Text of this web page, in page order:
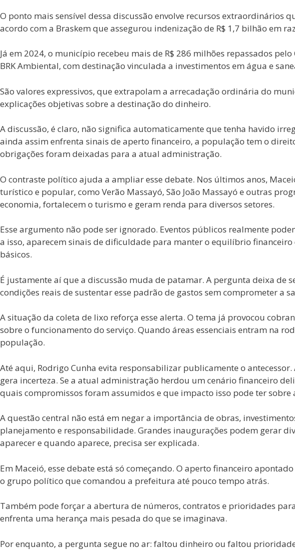
O ponto mais sensível dessa discussão envolve recursos extraordinários
acordo com a Braskem que assegurou indenização de R$ 1,7 bilhão em
Já em 2024, o município recebeu mais de R$ 286 milhões repassados
BRK Ambiental, com destinação vinculada a investimentos em água e
São valores expressivos, que extrapolam a arrecadação ordinária do
explicações objetivas sobre a destinação do dinheiro.
A discussão, é claro, não significa automaticamente que tenha havido
ainda assim enfrenta sinais de aperto financeiro, a população tem o
obrigações foram deixadas para a atual administração.
O contraste político ajuda a ampliar esse debate. Nos últimos anos,
turístico e popular, como Verão Massayó, São João Massayó e outras
economia, fortalecem o turismo e geram renda para diversos setores.
Esse argumento não pode ser ignorado. Eventos públicos realmente
a isso, aparecem sinais de dificuldade para manter o equilíbrio
básicos.
É justamente aí que a discussão muda de patamar. A pergunta deixa de
condições reais de sustentar esse padrão de gastos sem comprometer a
A situação da coleta de lixo reforça esse alerta. O tema já provocou
sobre o funcionamento do serviço. Quando áreas essenciais entram na
população.
Até aqui, Rodrigo Cunha evita responsabilizar publicamente o
gera incerteza. Se a atual administração herdou um cenário financeiro
quais compromissos foram assumidos e que impacto isso pode ter sobre
A questão central não está em negar a importância de obras,
planejamento e responsabilidade. Grandes inaugurações podem gerar
aparecer e quando aparece, precisa ser explicada.
Em Maceió, esse debate está só começando. O aperto financeiro
o grupo político que comandou a prefeitura até pouco tempo atrás.
Também pode forçar a abertura de números, contratos e prioridades
enfrenta uma herança mais pesada do que se imaginava.
Por enquanto, a pergunta segue no ar: faltou dinheiro ou faltou